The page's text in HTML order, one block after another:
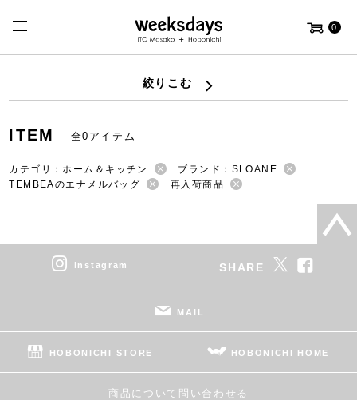
0
絞りこむ
ITEM 全0アイテム
カテゴリ：ホーム＆キッチン
ブランド：SLOANE
TEMBEAのエナメルバッグ
再入荷商品
instagram SHARE
MAIL
HOBONICHI STORE HOBONICHI HOME
商品について問い合わせる